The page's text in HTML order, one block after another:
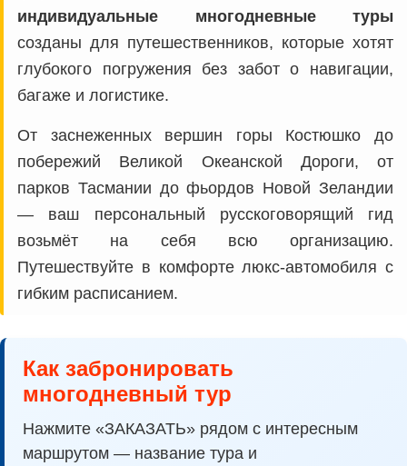
индивидуальные многодневные туры
созданы для путешественников, которые хотят
глубокого погружения без забот о навигации,
багаже и логистике.
От заснеженных вершин горы Костюшко до
побережий Великой Океанской Дороги, от
парков Тасмании до фьордов Новой Зеландии
— ваш персональный русскоговорящий гид
возьмёт на себя всю организацию.
Путешествуйте в комфорте люкс-автомобиля с
гибким расписанием.
Как забронировать
многодневный тур
Нажмите «ЗАКАЗАТЬ» рядом с интересным
маршрутом — название тура и